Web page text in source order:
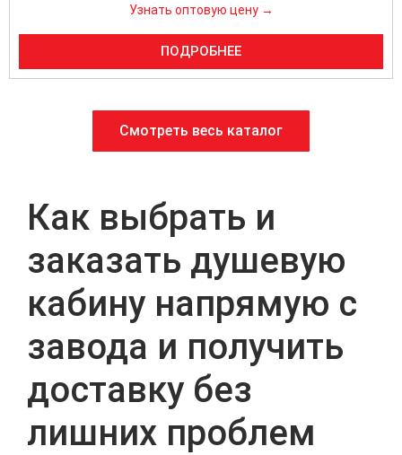
Узнать оптовую цену →
ПОДРОБНЕЕ
Смотреть весь каталог
Как выбрать и
заказать душевую
кабину напрямую с
завода и получить
доставку без
лишних проблем